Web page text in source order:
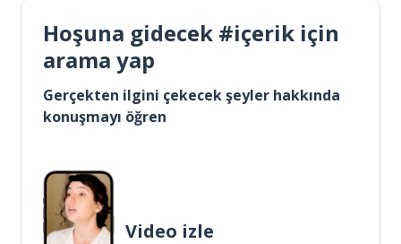
Hoşuna gidecek #içerik için
arama yap
Gerçekten ilgini çekecek şeyler hakkında
konuşmayı öğren
Video izle